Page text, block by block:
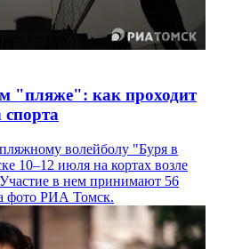
"пляже": как проходит
волейболу "Буря в
10–12 июля на кортах возле
в нем принимают 56
фото РИА Томск.